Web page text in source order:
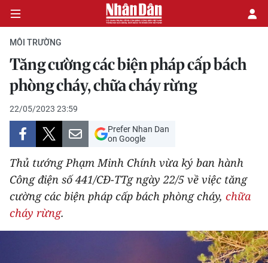
CHÍNH TRỊ
KINH TẾ
VĂN HÓA
XÃ HỘI
PHÁP LUẬT
MÔI TRƯỜNG
Tăng cường các biện pháp cấp bách
phòng cháy, chữa cháy rừng
22/05/2023 23:59
Prefer Nhan Dan
on Google
Thủ tướng Phạm Minh Chính vừa ký ban hành
Công điện số 441/CĐ-TTg ngày 22/5 về việc tăng
cường các biện pháp cấp bách phòng cháy, chữa
cháy rừng.